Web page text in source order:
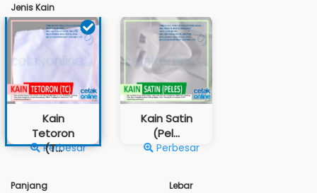
Jenis Kain
Kain
Tetoron
(T...
Perbesar
Kain Satin
(Pel...
Perbesar
Panjang Lebar